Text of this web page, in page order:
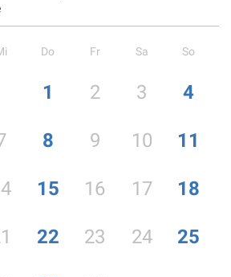
Do Fr Sa So
1 2 3 4
8 9 10 11
15 16 17 18
22 23 24 25